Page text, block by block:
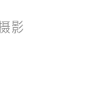
影